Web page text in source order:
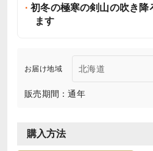
初冬の極寒の剣山の吹き降
ます
お届け地域
販売期間：通年
購入方法